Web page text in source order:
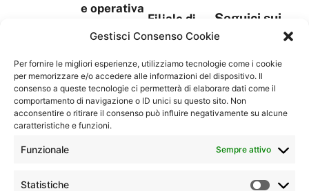
Gestisci Consenso Cookie
Per fornire le migliori esperienze, utilizziamo tecnologie come i cookie
per memorizzare e/o accedere alle informazioni del dispositivo. Il
consenso a queste tecnologie ci permetterà di elaborare dati come il
comportamento di navigazione o ID unici su questo sito. Non
acconsentire o ritirare il consenso può influire negativamente su alcune
caratteristiche e funzioni.
Funzionale Sempre attivo
Statistiche
e operativa
S.Tommaso
D’Aquino,
18A
1° Piano,
Torre Blu
09134
Filiale di
Olbia
Moro, 367
Complesso
“La
Serenissima
Seguici sui
social
Contatti